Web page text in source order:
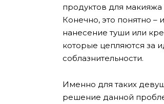
продуктов для макияжа
Конечно, это понятно –
нанесение туши или
которые цепляются за
соблазнительности.
Именно для таких
решение данной